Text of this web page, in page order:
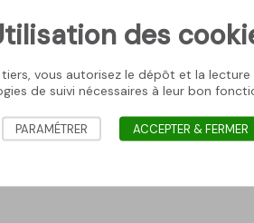
des
vous autorisez le dépôt et la
de suivi nécessaires à leur bon
PARAMÉTRER ACCEPTER & FERMER